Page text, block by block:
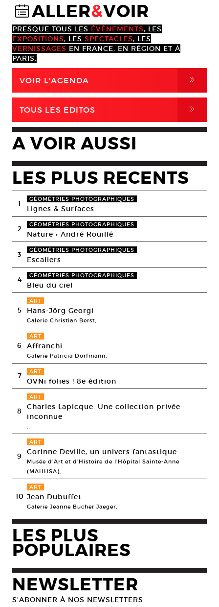
@ALLER&VOIR
PRESQUE TOUS LES ÉVÈNEMENTS, LES
EXPOSITIONS, LES SPECTACLES, LES
VERNISSAGES EN FRANCE, EN RÉGION ET À
PARIS.
VOIR L'AGENDA ,
TOUS LES EDITOS ,
A VOIR AUSSI
LES PLUS RECENTS
1 GÉOMÉTRIES PHOTOGRAPHIQUES
Lignes & Surfaces
2 GÉOMÉTRIES PHOTOGRAPHIQUES
Nature • André Rouillé
3 GÉOMÉTRIES PHOTOGRAPHIQUES
Escaliers
4 GÉOMÉTRIES PHOTOGRAPHIQUES
Bleu du ciel
5
ART
Hans-Jörg Georgi
Galerie Christian Berst,
6
ART
Affranchi
Galerie Patricia Dorfmann,
7 ART
OVNi folies ! 8e édition
8
ART
Charles Lapicque. Une collection privée
inconnue
,
9
ART
Corinne Deville, un univers fantastique
Musée d’Art et d’Histoire de l’Hôpital Sainte-Anne
(MAHHSA),
10
ART
Jean Dubuffet
Galerie Jeanne Bucher Jaeger,
LES PLUS
POPULAIRES
NEWSLETTER
S’ABONNER À NOS NEWSLETTERS